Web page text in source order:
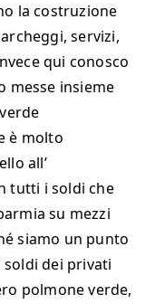
la costruzione
servizi,
qui conosco
messe insieme
è molto
all’
tutti i soldi che
su mezzi
siamo un punto
soldi dei privati
polmone verde,